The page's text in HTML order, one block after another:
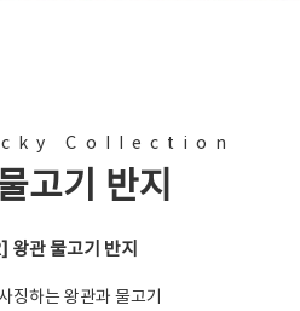
Collection
고기 반지
왕관 물고기 반지
징하는 왕관과 물고기